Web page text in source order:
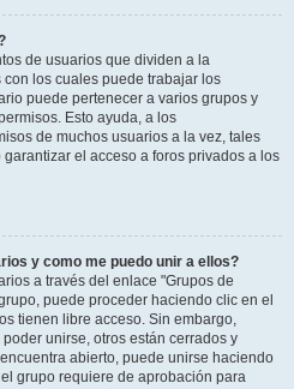
de usuarios que dividen a la
los cuales puede trabajar los
puede pertenecer a varios grupos y
Esto ayuda, a los
de muchos usuarios a la vez, tales
el acceso a foros privados a los
y como me puedo unir a ellos?
a través del enlace "Grupos de
puede proceder haciendo clic en el
tienen libre acceso. Sin embargo,
unirse, otros están cerrados y
abierto, puede unirse haciendo
grupo requiere de aprobación para